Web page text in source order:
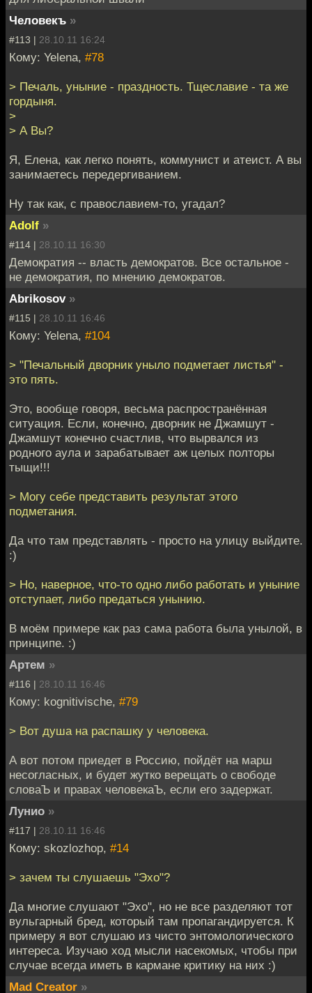
Человекъ »
#113 | 28.10.11 16:24
Кому: Yelena, #78
> Печаль, уныние - праздность. Тщеславие - та же
гордыня.
>
> А Вы?
Я, Елена, как легко понять, коммунист и атеист. А вы
занимаетесь передергиванием.
Ну так как, с православием-то, угадал?
Adolf »
#114 | 28.10.11 16:30
Демократия -- власть демократов. Все остальное -
не демократия, по мнению демократов.
Abrikosov »
#115 | 28.10.11 16:46
Кому: Yelena, #104
> "Печальный дворник уныло подметает листья" -
это пять.
Это, вообще говоря, весьма распространённая
ситуация. Если, конечно, дворник не Джамшут -
Джамшут конечно счастлив, что вырвался из
родного аула и зарабатывает аж целых полторы
тыщи!!!
> Могу себе представить результат этого
подметания.
Да что там представлять - просто на улицу выйдите.
:)
> Но, наверное, что-то одно либо работать и уныние
отступает, либо предаться унынию.
В моём примере как раз сама работа была унылой, в
принципе. :)
Артем »
#116 | 28.10.11 16:46
Кому: kognitivische, #79
> Вот душа на распашку у человека.
А вот потом приедет в Россию, пойдёт на марш
несогласных, и будет жутко верещать о свободе
словаЪ и правах человекаЪ, если его задержат.
Лунио »
#117 | 28.10.11 16:46
Кому: skozlozhop, #14
> зачем ты слушаешь "Эхо"?
Да многие слушают "Эхо", но не все разделяют тот
вульгарный бред, который там пропагандируется. К
примеру я вот слушаю из чисто энтомологического
интереса. Изучаю ход мысли насекомых, чтобы при
случае всегда иметь в кармане критику на них :)
Mad Creator »